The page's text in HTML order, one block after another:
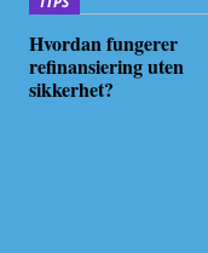
Hvordan fungerer
refinansiering uten
sikkerhet?